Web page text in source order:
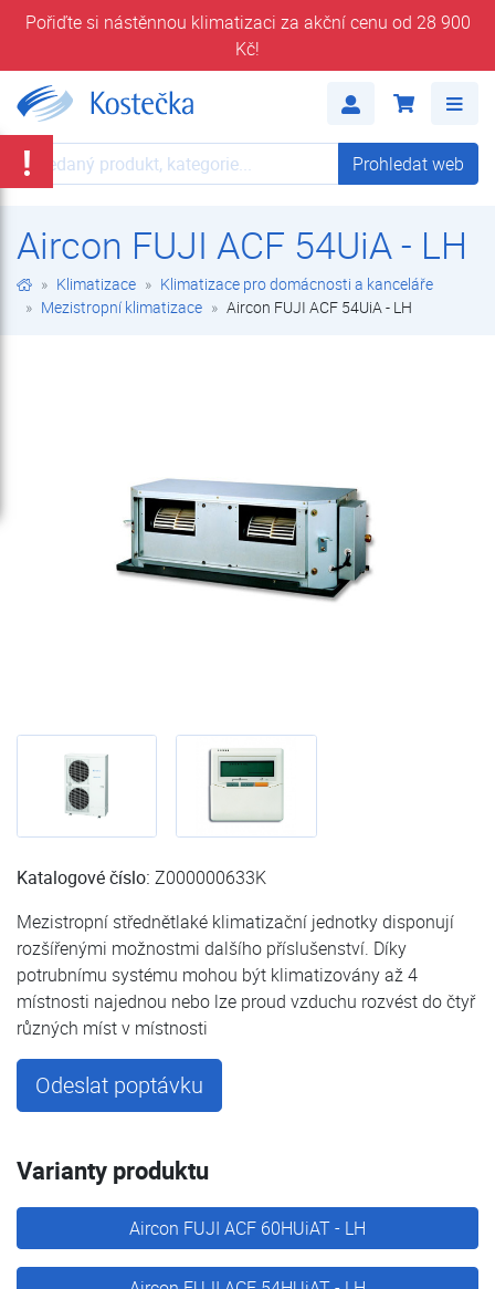
Pořiďte si nástěnnou klimatizaci za akční cenu od 28 900
Kč!
Prohledat web Prohledat web
Aircon FUJI ACF 54UiA - LH
Klimatizace
Klimatizace pro domácnosti a kanceláře
Mezistropní klimatizace
Aircon FUJI ACF 54UiA - LH
Katalogové číslo: Z000000633K
Mezistropní střednětlaké klimatizační jednotky disponují
rozšířenými možnostmi dalšího příslušenství. Díky
potrubnímu systému mohou být klimatizovány až 4
místnosti najednou nebo lze proud vzduchu rozvést do čtyř
různých míst v místnosti
Odeslat poptávku
Varianty produktu
Aircon FUJI ACF 60HUiAT - LH
!